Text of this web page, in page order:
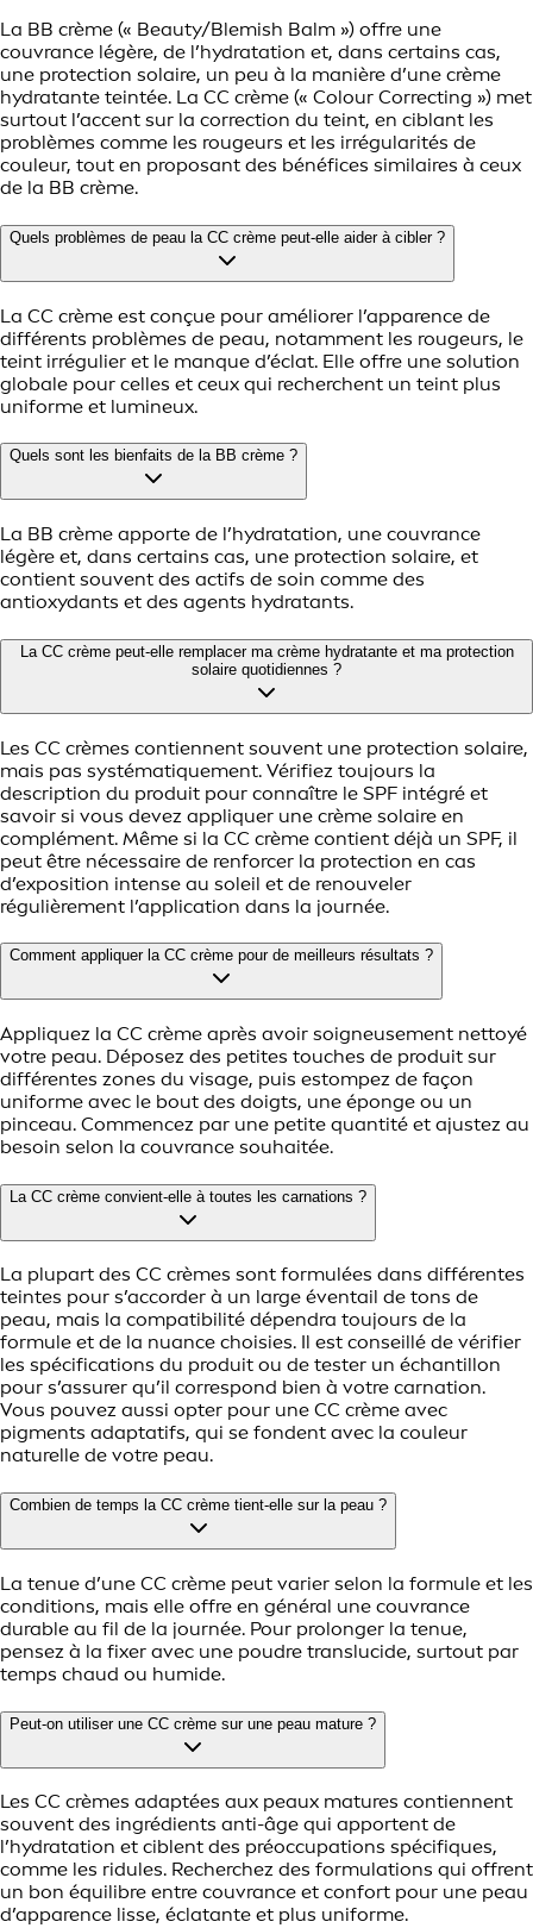
La BB crème (« Beauty/Blemish Balm ») offre une
couvrance légère, de l’hydratation et, dans certains cas,
une protection solaire, un peu à la manière d’une crème
hydratante teintée. La CC crème (« Colour Correcting ») met
surtout l’accent sur la correction du teint, en ciblant les
problèmes comme les rougeurs et les irrégularités de
couleur, tout en proposant des bénéfices similaires à ceux
de la BB crème.
Quels problèmes de peau la CC crème peut-elle aider à cibler ?
La CC crème est conçue pour améliorer l’apparence de
différents problèmes de peau, notamment les rougeurs, le
teint irrégulier et le manque d’éclat. Elle offre une solution
globale pour celles et ceux qui recherchent un teint plus
uniforme et lumineux.
Quels sont les bienfaits de la BB crème ?
La BB crème apporte de l’hydratation, une couvrance
légère et, dans certains cas, une protection solaire, et
contient souvent des actifs de soin comme des
antioxydants et des agents hydratants.
La CC crème peut-elle remplacer ma crème hydratante et ma protection
solaire quotidiennes ?
Les CC crèmes contiennent souvent une protection solaire,
mais pas systématiquement. Vérifiez toujours la
description du produit pour connaître le SPF intégré et
savoir si vous devez appliquer une crème solaire en
complément. Même si la CC crème contient déjà un SPF, il
peut être nécessaire de renforcer la protection en cas
d’exposition intense au soleil et de renouveler
régulièrement l’application dans la journée.
Comment appliquer la CC crème pour de meilleurs résultats ?
Appliquez la CC crème après avoir soigneusement nettoyé
votre peau. Déposez des petites touches de produit sur
différentes zones du visage, puis estompez de façon
uniforme avec le bout des doigts, une éponge ou un
pinceau. Commencez par une petite quantité et ajustez au
besoin selon la couvrance souhaitée.
La CC crème convient-elle à toutes les carnations ?
La plupart des CC crèmes sont formulées dans différentes
teintes pour s’accorder à un large éventail de tons de
peau, mais la compatibilité dépendra toujours de la
formule et de la nuance choisies. Il est conseillé de vérifier
les spécifications du produit ou de tester un échantillon
pour s’assurer qu’il correspond bien à votre carnation.
Vous pouvez aussi opter pour une CC crème avec
pigments adaptatifs, qui se fondent avec la couleur
naturelle de votre peau.
Combien de temps la CC crème tient-elle sur la peau ?
La tenue d’une CC crème peut varier selon la formule et les
conditions, mais elle offre en général une couvrance
durable au fil de la journée. Pour prolonger la tenue,
pensez à la fixer avec une poudre translucide, surtout par
temps chaud ou humide.
Peut-on utiliser une CC crème sur une peau mature ?
Les CC crèmes adaptées aux peaux matures contiennent
souvent des ingrédients anti-âge qui apportent de
l’hydratation et ciblent des préoccupations spécifiques,
comme les ridules. Recherchez des formulations qui offrent
un bon équilibre entre couvrance et confort pour une peau
d’apparence lisse, éclatante et plus uniforme.